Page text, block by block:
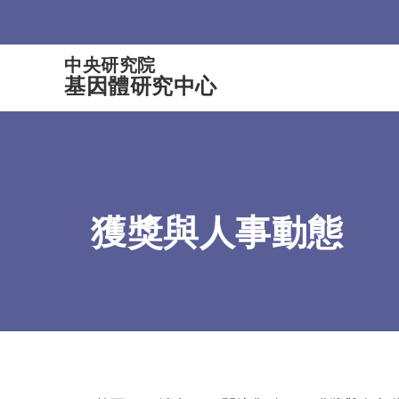
中央研究院
基因體研究中心
獲獎與人事動態